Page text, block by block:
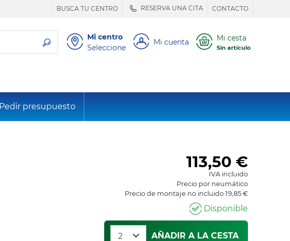
BUSCA TU CENTRO RESERVA UNA CITA CONTACTO
Mi centro
Seleccione
Mi cuenta Mi cesta
Sin artículo
Pedir presupuesto
113,50 €
IVA incluido
Precio por neumático
Precio de montaje no incluido 19,85 €
Disponible
AÑADIR A LA CESTA